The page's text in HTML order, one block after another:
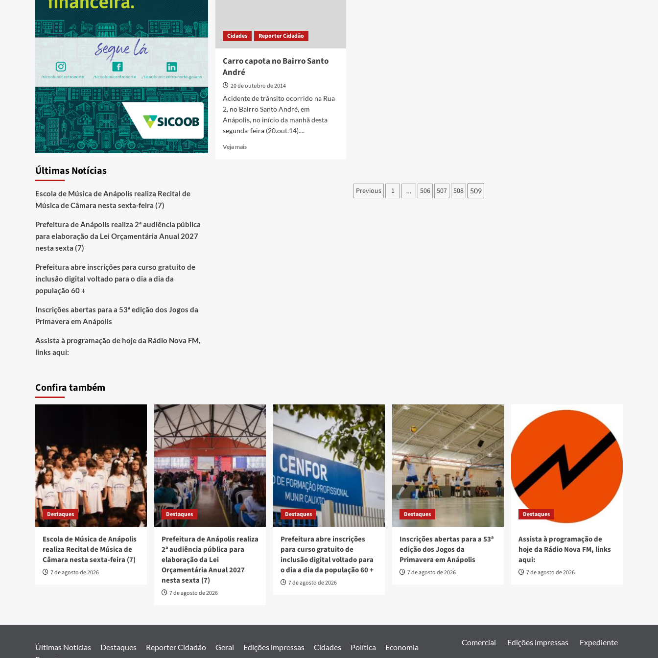
Cidades Reporter Cidadão
Carro capota no Bairro Santo
André
20 de outubro de 2014
Acidente de trânsito ocorrido na Rua
2, no Bairro Santo André, em
Anápolis, no início da manhã desta
segunda-feira (20.out.14)....
Veja maisRead
Paginação
Previous 1 … 506 507 508 509
Últimas Notícias
Escola de Música de Anápolis realiza Recital de
Música de Câmara nesta sexta-feira (7)
Prefeitura de Anápolis realiza 2ª audiência pública
para elaboração da Lei Orçamentária Anual 2027
nesta sexta (7)
Prefeitura abre inscrições para curso gratuito de
inclusão digital voltado para o dia a dia da
população 60 +
Inscrições abertas para a 53ª edição dos Jogos da
Primavera em Anápolis
Assista à programação de hoje da Rádio Nova FM,
links aqui:
Confira também
Destaques
Escola de Música de Anápolis
realiza Recital de Música de
Câmara nesta sexta-feira (7)
7 de agosto de 2026
Destaques
Prefeitura de Anápolis realiza
2ª audiência pública para
elaboração da Lei
Orçamentária Anual 2027
nesta sexta (7)
7 de agosto de 2026
Destaques
Prefeitura abre inscrições
para curso gratuito de
inclusão digital voltado para
o dia a dia da população 60 +
7 de agosto de 2026
Destaques
Inscrições abertas para a 53ª
edição dos Jogos da
Primavera em Anápolis
7 de agosto de 2026
Destaques
Assista à programação de
hoje da Rádio Nova FM, links
aqui:
7 de agosto de 2026
Últimas Notícias Destaques Reporter Cidadão Geral Edições impressas Cidades Política
Economia
Comercial Edições impressas Expediente